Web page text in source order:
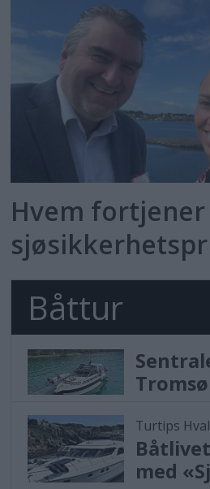
Hvem fortjener
Båttur
Tromsø
Turtips
med